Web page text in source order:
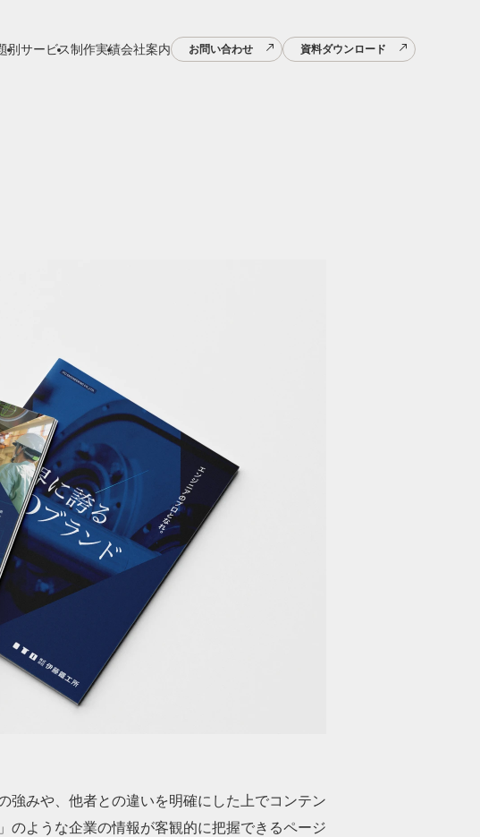
別サービス制作実績会社案内 お問い合わせ 資料ダウンロード
強みや、他者との違いを明確にした上でコンテン
のような企業の情報が客観的に把握できるページ